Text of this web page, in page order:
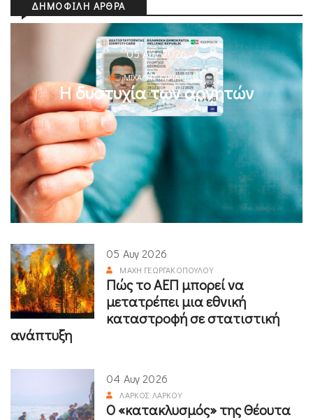
ΔΗΜΟΦΙΛΉ ΆΡΘΡΑ
05 Αυγ 2026
ΜΙΧΆΛΗΣ ΚΥΡΙΑΚΊΔΗΣ
Η δυστυχία των αρνητών
05 Αυγ 2026
ΜΆΧΗ ΓΕΩΡΓΑΚΟΠΟΎΛΟΥ
Πώς το ΑΕΠ μπορεί να
μετατρέπει μια εθνική
καταστροφή σε στατιστική
ανάπτυξη
04 Αυγ 2026
ΛΆΡΚΟΣ ΛΆΡΚΟΥ
Ο «κατακλυσμός» της Θέουτα